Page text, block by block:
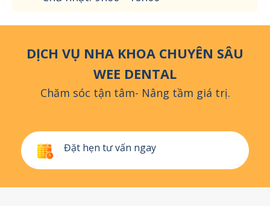
DỊCH VỤ NHA KHOA CHUYÊN SÂU
WEE DENTAL
Chăm sóc tận tâm- Nâng tầm giá trị.
Đặt hẹn tư vấn ngay